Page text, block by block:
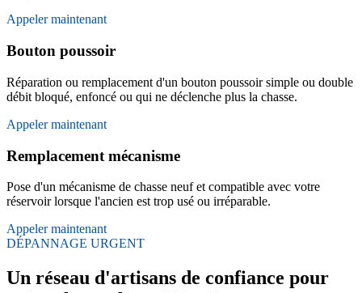
Appeler maintenant
Bouton poussoir
Réparation ou remplacement d'un bouton poussoir simple ou double
débit bloqué, enfoncé ou qui ne déclenche plus la chasse.
Appeler maintenant
Remplacement mécanisme
Pose d'un mécanisme de chasse neuf et compatible avec votre
réservoir lorsque l'ancien est trop usé ou irréparable.
Appeler maintenant
DÉPANNAGE URGENT
Un réseau d'artisans de confiance pour